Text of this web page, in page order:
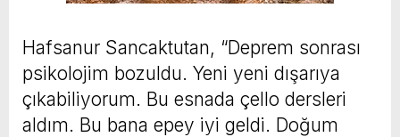
Hafsanur Sancaktutan, “Deprem sonrası
psikolojim bozuldu. Yeni yeni dışarıya
çıkabiliyorum. Bu esnada çello dersleri
aldım. Bu bana epey iyi geldi. Doğum